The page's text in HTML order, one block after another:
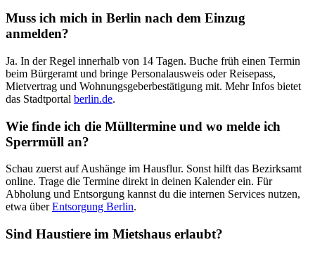
Muss ich mich in Berlin nach dem Einzug
anmelden?
Ja. In der Regel innerhalb von 14 Tagen. Buche früh einen Termin
beim Bürgeramt und bringe Personalausweis oder Reisepass,
Mietvertrag und Wohnungsgeberbestätigung mit. Mehr Infos bietet
das Stadtportal berlin.de.
Wie finde ich die Mülltermine und wo melde ich
Sperrmüll an?
Schau zuerst auf Aushänge im Hausflur. Sonst hilft das Bezirksamt
online. Trage die Termine direkt in deinen Kalender ein. Für
Abholung und Entsorgung kannst du die internen Services nutzen,
etwa überEntsorgung Berlin.
Sind Haustiere im Mietshaus erlaubt?